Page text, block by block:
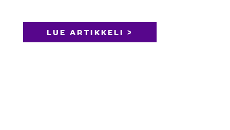
LUE ARTIKKELI >